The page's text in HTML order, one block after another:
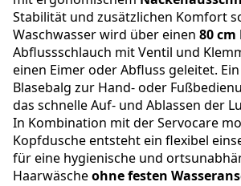
Stabilität und zusätzlichen Komfort
Waschwasser wird über einen 80 cm
Abflussschlauch mit Ventil und
einen Eimer oder Abfluss geleitet.
Blasebalg zur Hand- oder
das schnelle Auf- und Ablassen der
In Kombination mit der Servocare
Kopfdusche entsteht ein flexibel
für eine hygienische und
Haarwäscheohne festen